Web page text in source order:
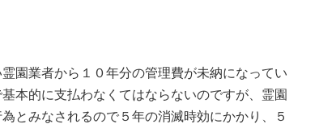
園業者から１０年分の管理費が未納になってい
本的に支払わなくてはならないのですが、霊園
とみなされるので５年の消滅時効にかかり、５